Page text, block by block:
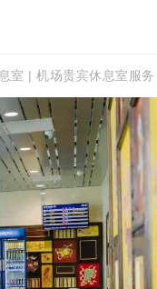
室 | 机场贵宾休息室服